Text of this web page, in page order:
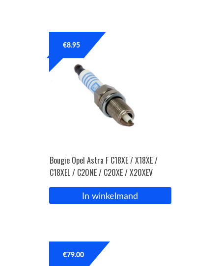
Bougie Opel Astra F C18XE / X18XE /
C18XEL / C20NE / C20XE / X20XEV
€8.95
In winkelmand
€79.00